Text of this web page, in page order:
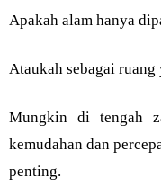
Apakah alam hanya
Ataukah sebagai
Mungkin di tengah
kemudahan dan
penting.